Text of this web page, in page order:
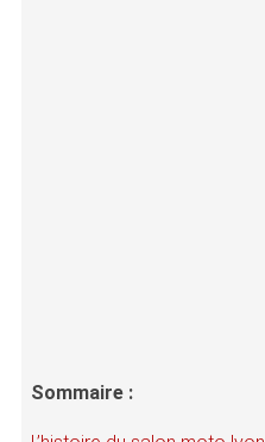
Sommaire :